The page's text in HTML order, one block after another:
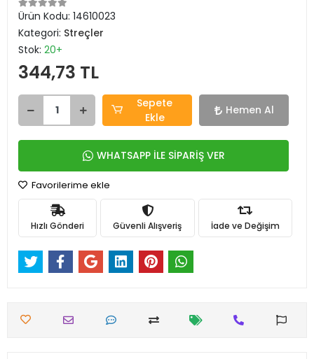
Ürün Kodu: 14610023
Kategori: Streçler
Stok: 20+
344,73 TL
Sepete
Ekle
Hemen Al
WHATSAPP İLE SİPARİŞ VER
Favorilerime ekle
Hızlı Gönderi Güvenli Alışveriş İade ve Değişim